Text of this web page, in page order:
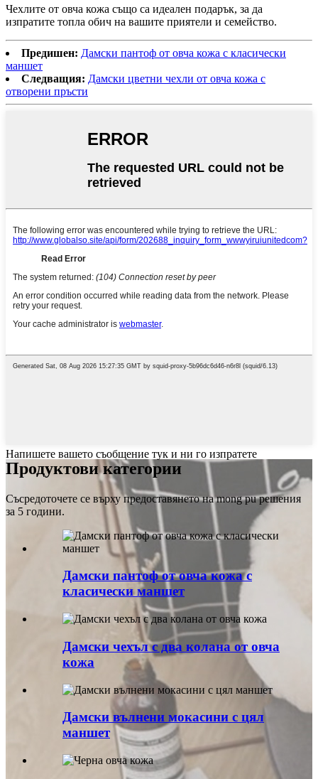
Чехлите от овча кожа също са идеален подарък, за да
изпратите топла обич на вашите приятели и семейство.
Предишен: Дамски пантоф от овча кожа с класически
маншет
Следващия: Дамски цветни чехли от овча кожа с
отворени пръсти
Напишете вашето съобщение тук и ни го изпратете
Продуктови категории
Съсредоточете се върху предоставянето на mong pu решения
за 5 години.
Дамски пантоф от овча кожа с
класически маншет
Дамски чехъл с два колана от овча
кожа
Дамски вълнени мокасини с цял
маншет